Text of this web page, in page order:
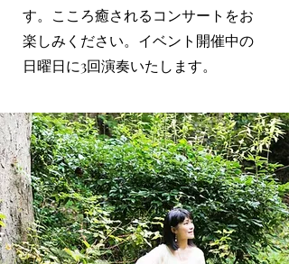
す。こころ癒されるコンサートをお
楽しみください。イベント開催中の
日曜日に3回演奏いたします。